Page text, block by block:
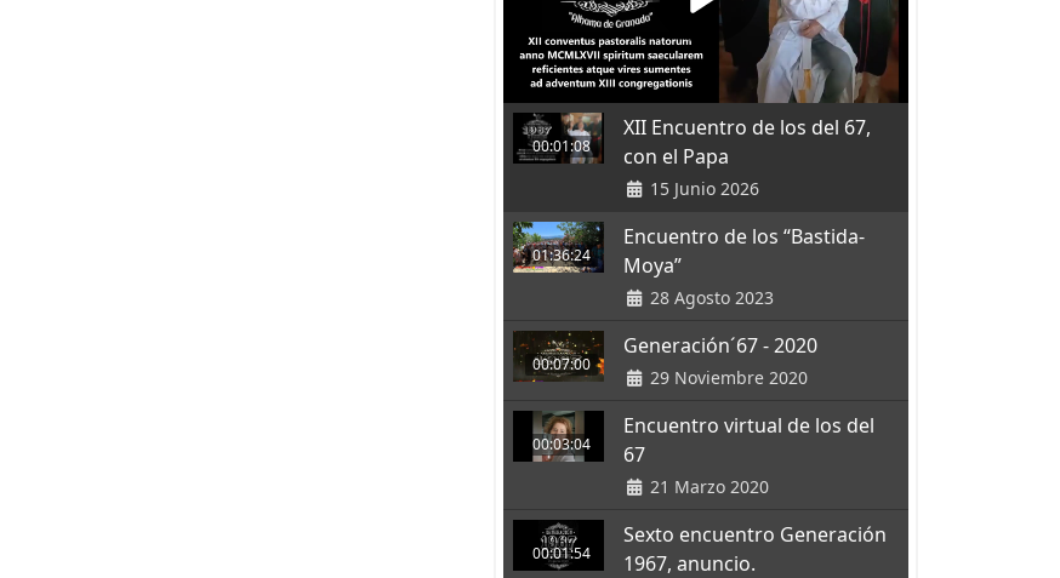
00:01:08
XII Encuentro de los del 67,
con el Papa
15 Junio 2026
01:36:24
Encuentro de los “Bastida-
Moya”
28 Agosto 2023
00:07:00
Generación´67 - 2020
29 Noviembre 2020
00:03:04
Encuentro virtual de los del
67
21 Marzo 2020
00:01:54
Sexto encuentro Generación
1967, anuncio.